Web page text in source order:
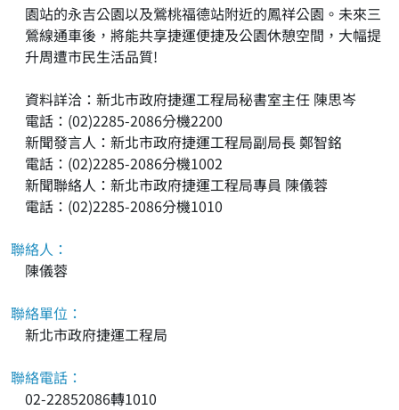
園站的永吉公園以及鶯桃福德站附近的鳳祥公園。未來三
鶯線通車後，將能共享捷運便捷及公園休憩空間，大幅提
升周遭市民生活品質!
資料詳洽：新北市政府捷運工程局秘書室主任 陳思岑
電話：(02)2285-2086分機2200
新聞發言人：新北市政府捷運工程局副局長 鄭智銘
電話：(02)2285-2086分機1002
新聞聯絡人：新北市政府捷運工程局專員 陳儀蓉
電話：(02)2285-2086分機1010
聯絡人：
陳儀蓉
聯絡單位：
新北市政府捷運工程局
聯絡電話：
02-22852086轉1010